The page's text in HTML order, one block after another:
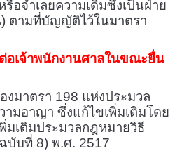
อจำเลยความเดิมซึ่งเป็นฝ่าย
ตามที่บัญญัติไว้ในมาตรา
อเจ้าพนักงานศาลในขณะยื่น
งมาตรา 198 แห่งประมวล
มอาญา ซึ่งแก้ไขเพิ่มเติมโดย
เติมประมวลกฎหมายวิธี
บับที่ 8) พ.ศ. 2517